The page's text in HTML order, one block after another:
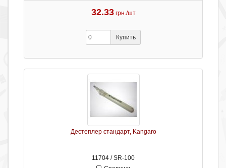
32.33 грн./шт
Купить
Дестеплер стандарт, Kangaro
11704 / SR-100